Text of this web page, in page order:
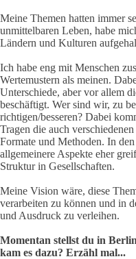
Meine Themen hatten immer
unmittelbaren Leben, habe
Ländern und Kulturen
Ich habe eng mit Menschen
Wertemustern als meinen.
Unterschiede, aber vor allem
beschäftigt. Wer sind wir, zu
richtigen/besseren? Dabei
Tragen die auch
Formate und Methoden. In
allgemeinere Aspekte eher
Struktur in Gesellschaften.
Meine Vision wäre, diese
verarbeiten zu können und in
und Ausdruck zu verleihen.
Momentan stellst du in
kam es dazu? Erzähl mal...